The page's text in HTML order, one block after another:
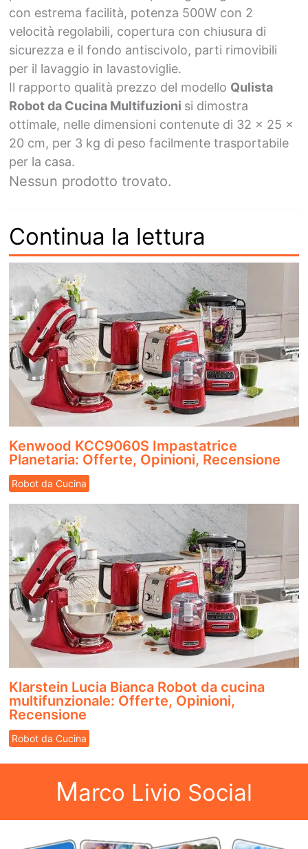
con estrema facilità, potenza 500W con 2
velocità regolabili, copertura con chiusura di
sicurezza e il fondo antiscivolo, parti rimovibili
per il lavaggio in lavastoviglie.
Il rapporto qualità prezzo del modello Qulista
Robot da Cucina Multifuzioni si dimostra
ottimale, nelle dimensioni contenute di 32 x 25 x
20 cm, per 3 kg di peso facilmente trasportabile
per la casa.
Nessun prodotto trovato.
Continua la lettura
Kenwood KCC9060S Impastatrice
Planetaria: Offerte, Opinioni, Recensione
Robot da Cucina
Klarstein Lucia Bianca Robot da cucina
multifunzionale: Offerte, Opinioni,
Recensione
Robot da Cucina
Marco Livio Social